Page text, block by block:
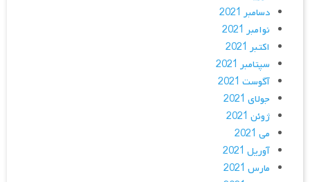
دسامبر 2021
نوامبر 2021
اکتبر 2021
سپتامبر 2021
آگوست 2021
جولای 2021
ژوئن 2021
می 2021
آوریل 2021
مارس 2021